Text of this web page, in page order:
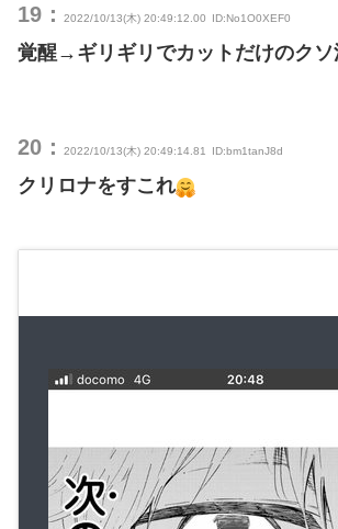
19： 2022/10/13(木) 20:49:12.00 ID:No1O0XEF0
覚醒→ギリギリでカットだけのクソ
20： 2022/10/13(木) 20:49:14.81 ID:bm1tanJ8d
クリロナをすこれ